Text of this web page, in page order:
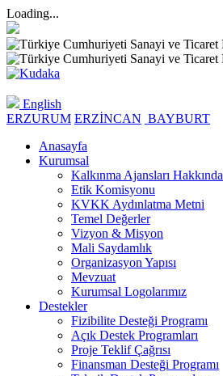
Loading...
English
ERZURUM ERZİNCAN BAYBURT
Anasayfa
Kurumsal
Kalkınma Ajansları Hakkında
Etik Komisyonu
KVKK Aydınlatma Metni
Temel Değerler
Vizyon & Misyon
Mali Saydamlık
Organizasyon Yapısı
Mevzuat
Kurumsal Logolarımız
Destekler
Fizibilite Desteği Programı
Açık Destek Programları
Proje Teklif Çağrısı
Finansman Desteği Programı